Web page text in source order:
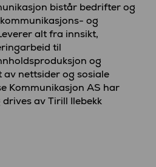
bistår bedrifter og
og
alt fra innsikt,
til
og
nettsider og sosiale
Kommunikasjon AS har
av Tirill Ilebekk